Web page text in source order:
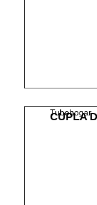
Tubohogar
CUPLA